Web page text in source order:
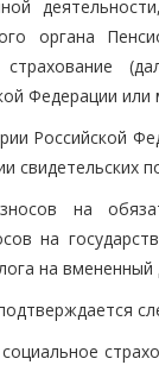
органа
страхование
Федерации
Российской
свидетельских
на
на
на